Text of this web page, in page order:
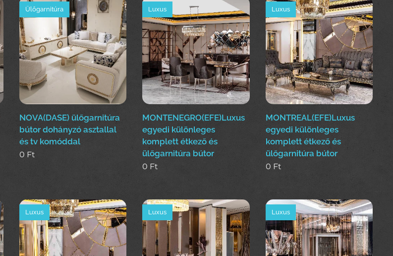
NOVA(DASE) ülőgarnitúra
bútor dohányzó asztallal
és tv komóddal
Ülőgarnitúra
0 Ft
MONTENEGRO(EFE)Luxus
egyedi különleges
komplett étkező és
ülőgarnitúra bútor
Luxus
0 Ft
MONTREAL(EFE)Luxus
egyedi különleges
komplett étkező és
ülőgarnitúra bútor
Luxus
0 Ft
Luxus Luxus Luxus